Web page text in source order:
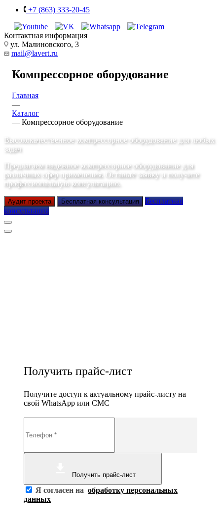
+7 (863) 333-20-45
Контактная информация
ул. Малиновского, 3
mail@lavert.ru
Компрессорное оборудование
Главная
—
Каталог
— Компрессорное оборудование
Высококачественное компрессорное оборудование для любых
задач
Предлагаем надежное компрессорное оборудование для
различных сфер применения. Оставьте заявку и получите
профессиональную консультацию.
Аудит проекта Бесплатная консультация
Бесплатная
консультация
Получить прайс-лист
Получите доступ к актуальному прайс-листу на
свой WhatsApp или СМС
Получить прайс-лист
Я согласен на обработку персональных
данных